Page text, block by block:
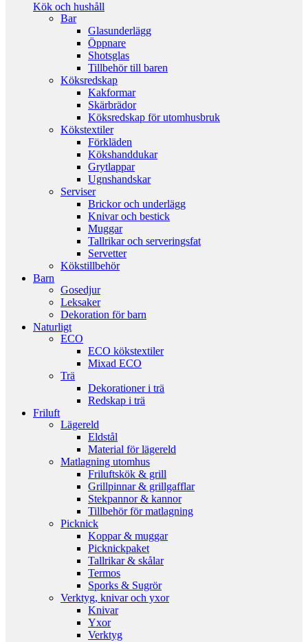
Kök och hushåll
Bar
Glasunderlägg
Öppnare
Shotsglas
Tillbehör till baren
Köksredskap
Kakformar
Skärbrädor
Köksredskap för utomhusbruk
Kökstextiler
Förkläden
Kökshanddukar
Grytlappar
Ugnshandskar
Serviser
Brickor och underlägg
Knivar och bestick
Muggar
Tallrikar och serveringsfat
Servetter
Kökstillbehör
Barn
Gosedjur
Leksaker
Dekoration för barn
Naturligt
ECO
ECO kökstextiler
Mixad ECO
Trä
Dekorationer i trä
Redskap i trä
Friluft
Lägereld
Eldstål
Material för lägereld
Matlagning utomhus
Friluftskök & grill
Grillpinnar & grillgafflar
Stekpannor & kannor
Tillbehör för matlagning
Picknick
Koppar & muggar
Picknickpaket
Tallrikar & skålar
Termos
Sporks & Sugrör
Verktyg, knivar och yxor
Knivar
Yxor
Verktyg